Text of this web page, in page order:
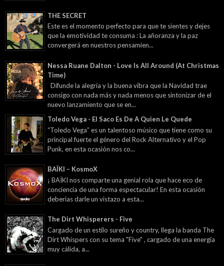
THE SECRET
Este es el momento perfecto para que te sientes y dejes
que la emotividad te consuma : La añoranza y la paz
convergerá en nuestros pensamien...
Nessa Ruane Dalton - Love Is All Around (At Christmas
Time)
Difunde la alegría y la buena vibra que la Navidad trae
consigo con nada más y nada menos que sintonizar de el
nuevo lanzamiento que se en...
Toledo Vega - El Saco Es De A Quien Le Quede
“Toledo Vega” es un talentoso músico que tiene como su
principal fuerte el género del Rock Alternativo y el Pop
Punk, en esta ocasión nos co...
BAÏKI – KosmoX
¡ BAÏKI nos comparte una genial rola que hace eco de
conciencia de una forma espectacular! En esta ocasión
deberías darle un vistazo a esta...
The Dirt Whisperers - Five
Cargado de un estilo sureño y country, llega la banda The
Dirt Whispers con su tema "Five" , cargado de una energía
muy cálida, a...